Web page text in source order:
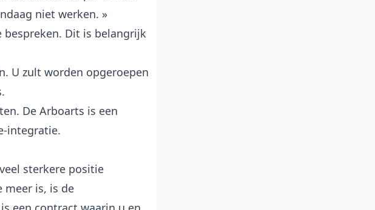
niet werken. »
Dit is belangrijk
U zult worden opgeroepen
De Arboarts is een
integratie.
sterkere positie
meer is, is de